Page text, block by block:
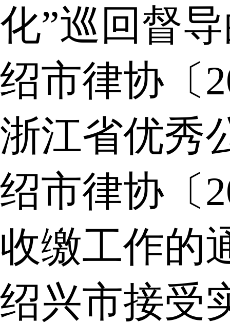
化”巡回督
绍市律协〔
浙江省优秀
绍市律协〔
收缴工作的
绍兴市接受